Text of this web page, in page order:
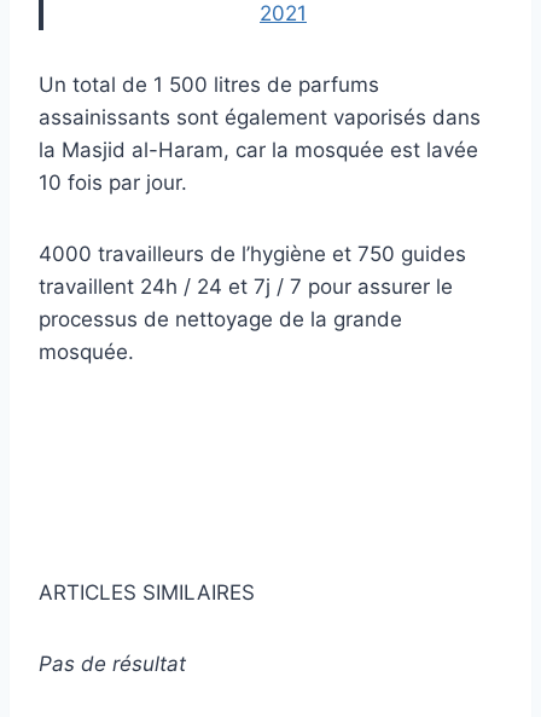
2021
Un total de 1 500 litres de parfums
assainissants sont également vaporisés dans
la Masjid al-Haram, car la mosquée est lavée
10 fois par jour.
4000 travailleurs de l’hygiène et 750 guides
travaillent 24h / 24 et 7j / 7 pour assurer le
processus de nettoyage de la grande
mosquée.
ARTICLES SIMILAIRES
Pas de résultat